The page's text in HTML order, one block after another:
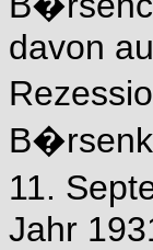
davon
11.
Jahr